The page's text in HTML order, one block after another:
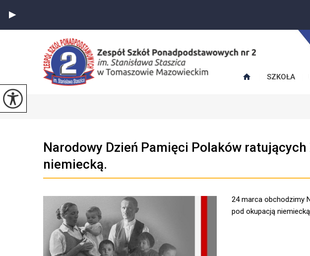
SZKOŁA
Narodowy Dzień Pamięci Polaków
niemiecką.
24 marca obchodzimy
pod okupacją